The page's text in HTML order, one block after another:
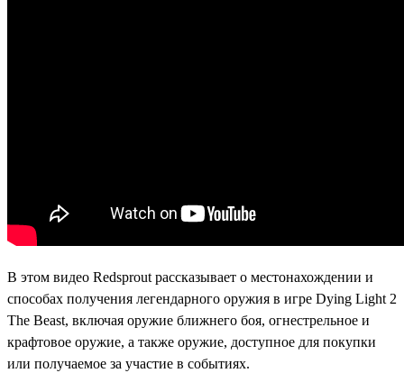
В этом видео Redsprout рассказывает о местонахождении и
способах получения легендарного оружия в игре Dying Light 2
The Beast, включая оружие ближнего боя, огнестрельное и
крафтовое оружие, а также оружие, доступное для покупки
или получаемое за участие в событиях.